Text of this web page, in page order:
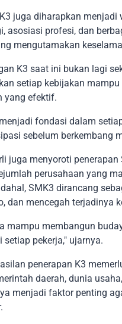
juga diharapkan
asosiasi profesi, dan
mengutamakan
K3 saat ini bukan lagi
setiap kebijakan
yang efektif.
fondasi dalam
sebelum berkembang
juga menyoroti
perusahaan yang
SMK3 dirancang
dan mencegah terjadinya
mampu membangun
pekerja," ujarnya.
penerapan K3
daerah, dunia
menjadi faktor penting